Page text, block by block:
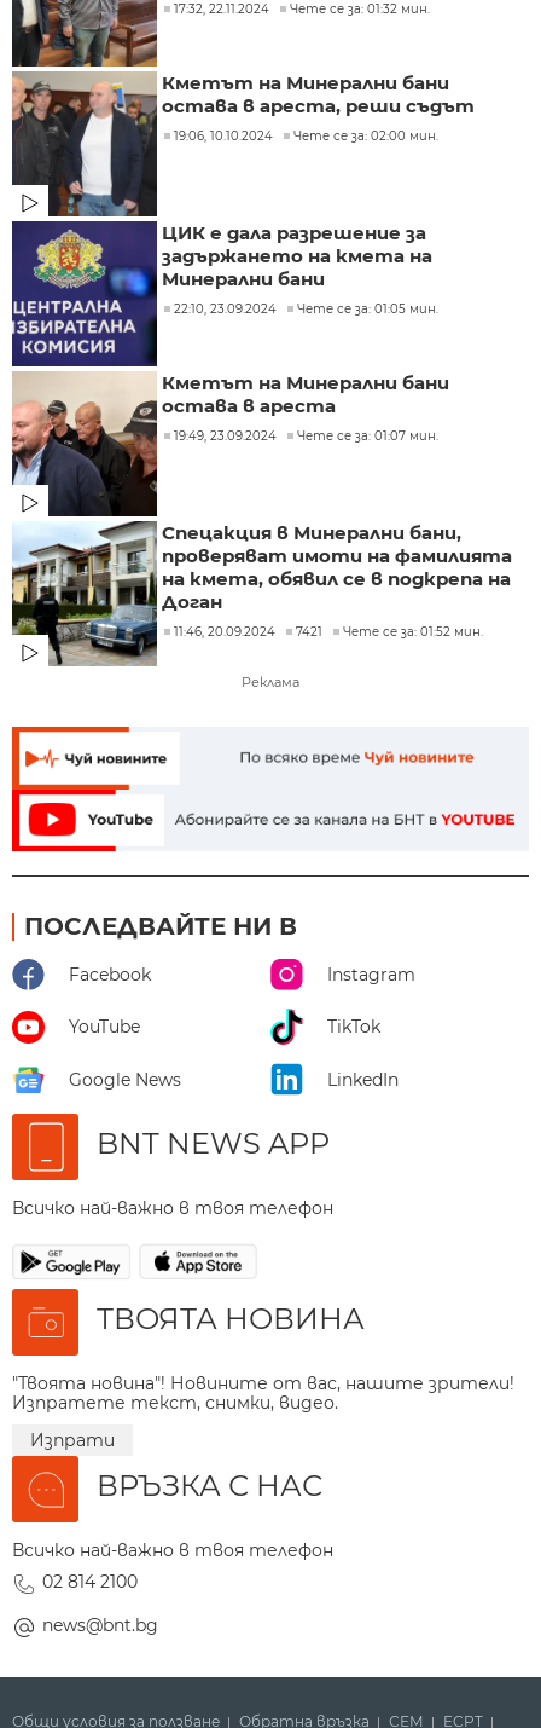
17:32, 22.11.2024 Чете се за: 01:32 мин.
Кметът на Минерални бани
остава в ареста, реши съдът
19:06, 10.10.2024 Чете се за: 02:00 мин.
ЦИК е дала разрешение за
задържането на кмета на
Минерални бани
22:10, 23.09.2024 Чете се за: 01:05 мин.
Кметът на Минерални бани
остава в ареста
19:49, 23.09.2024 Чете се за: 01:07 мин.
Спецакция в Минерални бани,
проверяват имоти на фамилията
на кмета, обявил се в подкрепа на
Доган
11:46, 20.09.2024 7421 Чете се за: 01:52 мин.
Реклама
ПОСЛЕДВАЙТЕ НИ В
Facebook Instagram
YouTube TikTok
Google News LinkedIn
BNT NEWS APP
Всичко най-важно в твоя телефон
ТВОЯТА НОВИНА
"Твоята новина"! Новините от вас, нашите зрители!
Изпратете текст, снимки, видео.
Изпрати
ВРЪЗКА С НАС
Всичко най-важно в твоя телефон
02 814 2100
news@bnt.bg
Общи условия за ползване Обратна връзка СЕМ ECPT